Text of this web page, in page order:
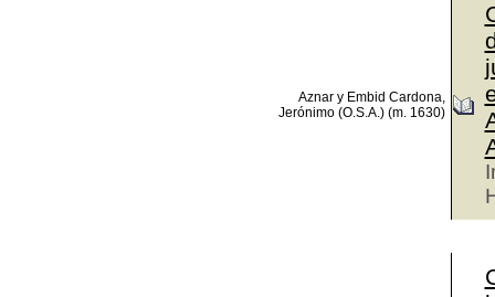
Aznar y Embid Cardona,
Jerónimo (O.S.A.) (m. 1630)